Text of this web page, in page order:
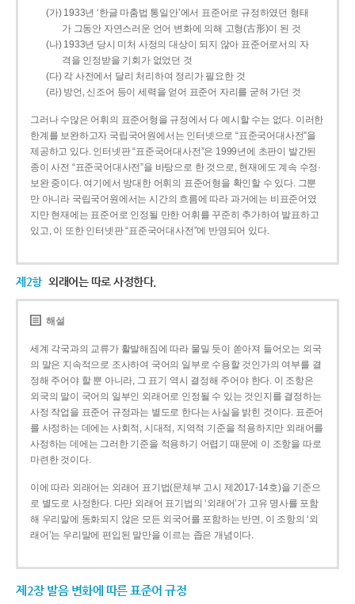
(가) 1933년 ‘한글 마춤법 통일안’에서 표준어로 규정하였던 형태
가 그동안 자연스러운 언어 변화에 의해 고형(古形)이 된 것
(나) 1933년 당시 미처 사정의 대상이 되지 않아 표준어로서의 자
격을 인정받을 기회가 없었던 것
(다) 각 사전에서 달리 처리하여 정리가 필요한 것
(라) 방언, 신조어 등이 세력을 얻어 표준어 자리를 굳혀 가던 것
그러나 수많은 어휘의 표준어형을 규정에서 다 예시할 수는 없다. 이러한
한계를 보완하고자 국립국어원에서는 인터넷으로 “표준국어대사전”을
제공하고 있다. 인터넷판 “표준국어대사전”은 1999년에 초판이 발간된
종이 사전 “표준국어대사전”을 바탕으로 한 것으로, 현재에도 계속 수정·
보완 중이다. 여기에서 방대한 어휘의 표준어형을 확인할 수 있다. 그뿐
만 아니라 국립국어원에서는 시간의 흐름에 따라 과거에는 비표준어였
지만 현재에는 표준어로 인정될 만한 어휘를 꾸준히 추가하여 발표하고
있고, 이 또한 인터넷판 “표준국어대사전”에 반영되어 있다.
제2항 외래어는 따로 사정한다.
해설
세계 각국과의 교류가 활발해짐에 따라 물밀 듯이 쏟아져 들어오는 외국
의 말은 지속적으로 조사하여 국어의 일부로 수용할 것인가의 여부를 결
정해 주어야 할 뿐 아니라, 그 표기 역시 결정해 주어야 한다. 이 조항은
외국의 말이 국어의 일부인 외래어로 인정될 수 있는 것인지를 결정하는
사정 작업을 표준어 규정과는 별도로 한다는 사실을 밝힌 것이다. 표준어
를 사정하는 데에는 사회적, 시대적, 지역적 기준을 적용하지만 외래어를
사정하는 데에는 그러한 기준을 적용하기 어렵기 때문에 이 조항을 따로
마련한 것이다.
이에 따라 외래어는 외래어 표기법(문체부 고시 제2017-14호)을 기준으
로 별도로 사정한다. 다만 외래어 표기법의 ‘외래어’가 고유 명사를 포함
해 우리말에 동화되지 않은 모든 외국어를 포함하는 반면, 이 조항의 ‘외
래어’는 우리말에 편입된 말만을 이르는 좁은 개념이다.
제2장 발음 변화에 따른 표준어 규정